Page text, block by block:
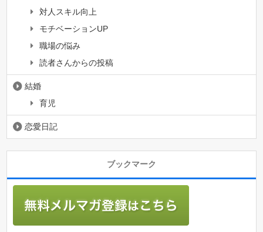
対人スキル向上
モチベーションUP
職場の悩み
読者さんからの投稿
結婚
育児
恋愛日記
ブックマーク